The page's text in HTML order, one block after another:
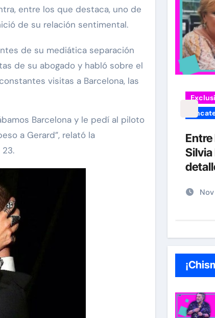
entre los que destaca, uno de
de su relación sentimental.
de su mediática separación
de su abogado y habló sobre el
visitas a Barcelona, las
Barcelona y le pedí al piloto
a Gerard”, relató laEntre lágrimas, asistente de
Silvia Pinal revela nuevos
detalles sobre su salud